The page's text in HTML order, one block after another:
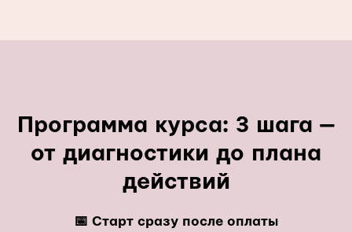
Программа курса: 3 шага —
от диагностики до плана
действий
📅 Старт сразу после оплаты